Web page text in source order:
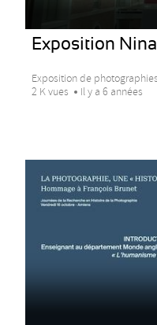
Exposition
Exposition de
2 K vues
Il y a 6 années